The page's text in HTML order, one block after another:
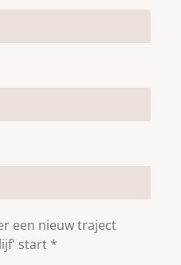
een nieuw traject
start *